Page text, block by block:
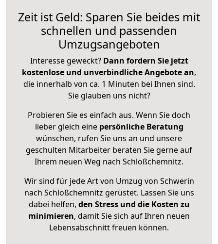
Zeit ist Geld: Sparen Sie beides mit
schnellen und passenden
Umzugsangeboten
Interesse geweckt? Dann fordern Sie jetzt
kostenlose und unverbindliche Angebote an,
die innerhalb von ca. 1 Minuten bei Ihnen sind.
Sie glauben uns nicht?
Probieren Sie es einfach aus. Wenn Sie doch
lieber gleich eine persönliche Beratung
wünschen, rufen Sie uns an und unsere
geschulten Mitarbeiter beraten Sie gerne auf
Ihrem neuen Weg nach Schloßchemnitz.
Wir sind für jede Art von Umzug von Schwerin
nach Schloßchemnitz gerüstet. Lassen Sie uns
dabei helfen, den Stress und die Kosten zu
minimieren, damit Sie sich auf Ihren neuen
Lebensabschnitt freuen können.